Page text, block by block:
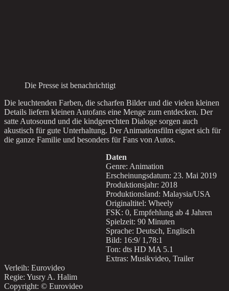
Die Presse ist benachrichtigt
Die leuchtenden Farben, die scharfen Bilder und die vielen kleinen
Details liefern kleinen Autofans eine Menge zum entdecken. Der
satte Autosound und die kindgerechten Dialoge sorgen auch
akustisch für gute Unterhaltung. Der Animationsfilm eignet sich für
die ganze Familie und besonders für Fans von Autos.
Daten
Genre: Animation
Erscheinungsdatum: 23. Mai 2019
Produktionsjahr: 2018
Produktionsland: Malaysia/USA
Originaltitel: Wheely
FSK: 0, Empfehlung ab 4 Jahren
Spielzeit: 90 Minuten
Sprache: Deutsch, Englisch
Bild: 16:9/ 1,78:1
Ton: dts HD MA 5.1
Extras: Musikvideo, Trailer
Verleih: Eurovideo
Regie: Yusry A. Halim
Copyright: © Eurovideo